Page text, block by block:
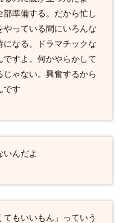
準備する。だから忙し
っている間にいろんな
になる。ドラマチックな
ですよ。何かやらかして
じゃない。興奮するから
です
いんだよ
もいいもん」っていう